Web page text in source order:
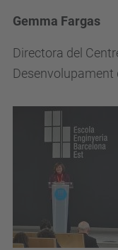
Gemma Fargas
Directora del
Desenvolupament